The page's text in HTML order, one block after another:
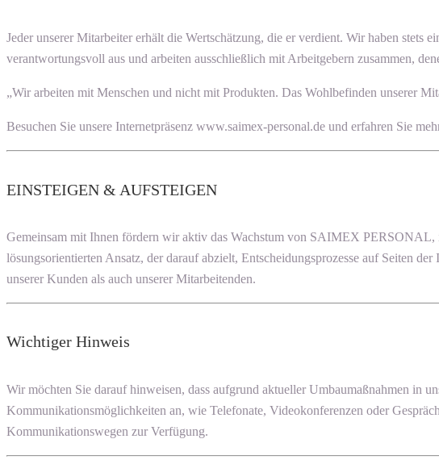
Jeder unserer Mitarbeiter erhält die Wertschätzung, die er verdient. Wir haben
verantwortungsvoll aus und arbeiten ausschließlich mit Arbeitgebern zusammen,
„Wir arbeiten mit Menschen und nicht mit Produkten. Das Wohlbefinden unserer
Besuchen Sie unsere Internetpräsenz www.saimex-personal.de und erfahren Sie
EINSTEIGEN & AUFSTEIGEN
Gemeinsam mit Ihnen fördern wir aktiv das Wachstum von SAIMEX PERSONAL,
lösungsorientierten Ansatz, der darauf abzielt, Entscheidungsprozesse auf Seiten
unserer Kunden als auch unserer Mitarbeitenden.
Wichtiger Hinweis
Wir möchten Sie darauf hinweisen, dass aufgrund aktueller Umbaumaßnahmen in
Kommunikationsmöglichkeiten an, wie Telefonate, Videokonferenzen oder
Kommunikationswegen zur Verfügung.